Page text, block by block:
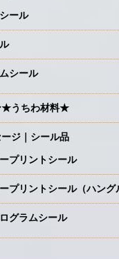
ール
シール
★うちわ材料★
ジ｜シール品
プリントシール
プリントシール（ハング
グラムシール